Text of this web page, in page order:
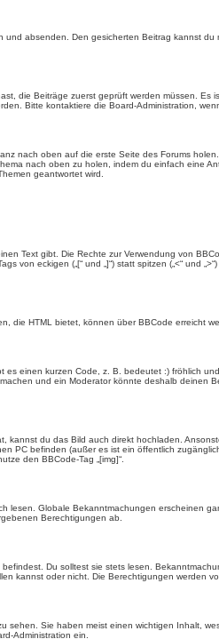
absenden. Den gesicherten Beitrag kannst du
die Beiträge zuerst geprüft werden müssen. Es
Bitte kontaktiere die Board-Administration,
nach oben auf die erste Seite des Forums
nach oben zu holen, indem du einfach eine
geantwortet wird.
Text gibt. Die Rechte zur Verwendung von
eckigen („[“ und „]“) statt spitzen („<“ und
die HTML bietet, können über BBCode erreicht
einen kurzen Code, z. B. bedeutet :) fröhlich
und ein Moderator könnte deshalb deinen
du das Bild auch direkt hochladen.
PC befinden (außer es ist ein öffentlich
den BBCode-Tag „[img]“.
Globale Bekanntmachungen erscheinen
Berechtigungen ab.
Du solltest sie stets lesen.
kannst oder nicht. Die Berechtigungen werden
Sie haben meist einen wichtigen Inhalt,
Administration ein.